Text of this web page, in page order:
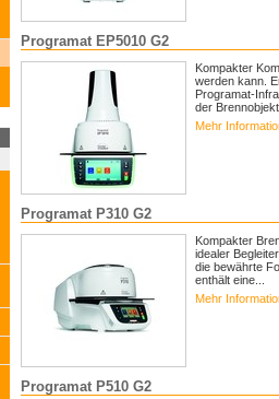
Programat EP5010 G2
Kompakter
werden kann.
Programat-
der
Mehr
Programat P310 G2
Kompakter
idealer
die bewährte
enthält eine...
Mehr
Programat P510 G2